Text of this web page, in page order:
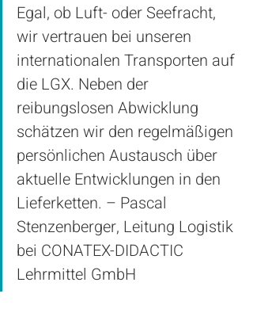
Egal, ob Luft- oder Seefracht,
wir vertrauen bei unseren
internationalen Transporten auf
die LGX. Neben der
reibungslosen Abwicklung
schätzen wir den regelmäßigen
persönlichen Austausch über
aktuelle Entwicklungen in den
Lieferketten. – Pascal
Stenzenberger, Leitung Logistik
bei CONATEX-DIDACTIC
Lehrmittel GmbH